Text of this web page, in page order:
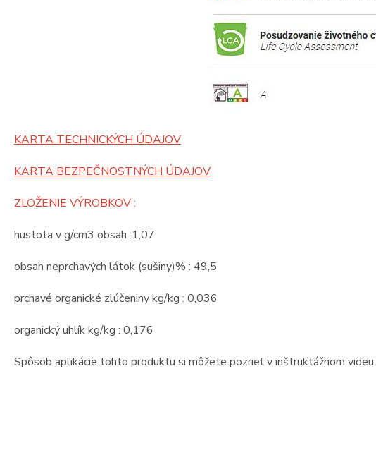
KARTA TECHNICKÝCH ÚDAJOV
KARTA BEZPEČNOSTNÝCH ÚDAJOV
ZLOŽENIE VÝROBKOV :
hustota v g/cm3 obsah :1,07
obsah neprchavých látok (sušiny)% : 49,5
prchavé organické zlúčeniny kg/kg : 0,036
organický uhlík kg/kg : 0,176
Spôsob aplikácie tohto produktu si môžete pozrieť v inštruktážnom videu.